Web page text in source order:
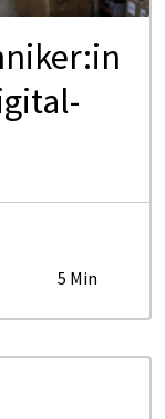
5 Min